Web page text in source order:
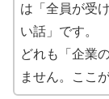
は「全員が受
い話」です。
どれも「企業
ません。ここ